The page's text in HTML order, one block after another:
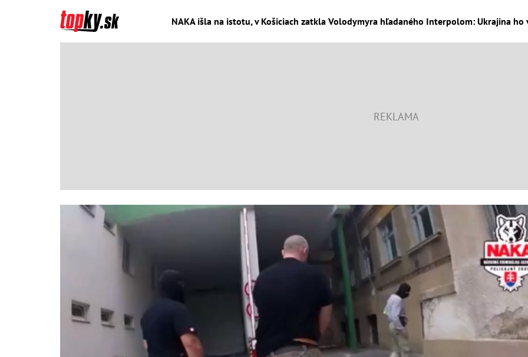
NAKA išla na istotu, v Košiciach zatkla Volodymyra hľadaného Interpolom: Ukrajina